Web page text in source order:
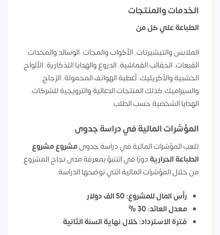
الخدمات والمنتجات
الطباعة علي كل من
الملابس والتيشيرتات. الأكواب والمجات. الوسائد والمخدات.
القبعات. الحقائب القماشية. الدروع والهدايا التذكارية. الألواح
الخشبية والأكريليك. أغطية الهواتف المحمولة. الزجاج
والسيراميك.كذلك المنتجات الدعائية والترويجية للشركات.
الهدايا الشخصية حسب الطلب.
المؤشرات المالية في دراسة جدوى
تلعب المؤشرات المالية في دراسة جدوىمشروع مشروع
الطباعة الحرارية دورًا في التنبؤ بمعرفة مدى نجاح المشروع
من خلال المؤشرات المالية التي توضحها الدراسة.
رأس المال للمشروع: 50 الف دولار
معدل العائد: 30 %
فترة الاسترداد: خلال نهاية السنة الثانية